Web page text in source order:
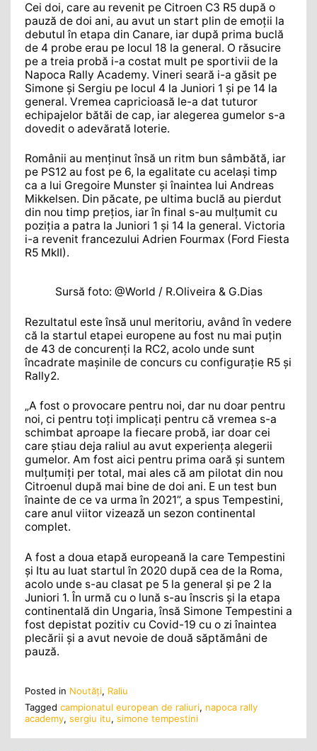
Cei doi, care au revenit pe Citroen C3 R5 după o
pauză de doi ani, au avut un start plin de emoții la
debutul în etapa din Canare, iar după prima buclă
de 4 probe erau pe locul 18 la general. O răsucire
pe a treia probă i-a costat mult pe sportivii de la
Napoca Rally Academy. Vineri seară i-a găsit pe
Simone și Sergiu pe locul 4 la Juniori 1 și pe 14 la
general. Vremea capricioasă le-a dat tuturor
echipajelor bătăi de cap, iar alegerea gumelor s-a
dovedit o adevărată loterie.
Românii au menținut însă un ritm bun sâmbătă, iar
pe PS12 au fost pe 6, la egalitate cu același timp
ca a lui Gregoire Munster și înaintea lui Andreas
Mikkelsen. Din păcate, pe ultima buclă au pierdut
din nou timp prețios, iar în final s-au mulțumit cu
poziția a patra la Juniori 1 și 14 la general. Victoria
i-a revenit francezului Adrien Fourmax (Ford Fiesta
R5 MkII).
Sursă foto: @World / R.Oliveira & G.Dias
Rezultatul este însă unul meritoriu, având în vedere
că la startul etapei europene au fost nu mai puțin
de 43 de concurenți la RC2, acolo unde sunt
încadrate mașinile de concurs cu configurație R5 și
Rally2.
„A fost o provocare pentru noi, dar nu doar pentru
noi, ci pentru toți implicați pentru că vremea s-a
schimbat aproape la fiecare probă, iar doar cei
care știau deja raliul au avut experiența alegerii
gumelor. Am fost aici pentru prima oară și suntem
mulțumiți per total, mai ales că am pilotat din nou
Citroenul după mai bine de doi ani. E un test bun
înainte de ce va urma în 2021”, a spus Tempestini,
care anul viitor vizează un sezon continental
complet.
A fost a doua etapă europeană la care Tempestini
și Itu au luat startul în 2020 după cea de la Roma,
acolo unde s-au clasat pe 5 la general și pe 2 la
Juniori 1. În urmă cu o lună s-au înscris și la etapa
continentală din Ungaria, însă Simone Tempestini a
fost depistat pozitiv cu Covid-19 cu o zi înaintea
plecării și a avut nevoie de două săptămâni de
pauză.
Posted in Noutăţi, Raliu
Tagged campionatul european de raliuri, napoca rally
academy, sergiu itu, simone tempestini